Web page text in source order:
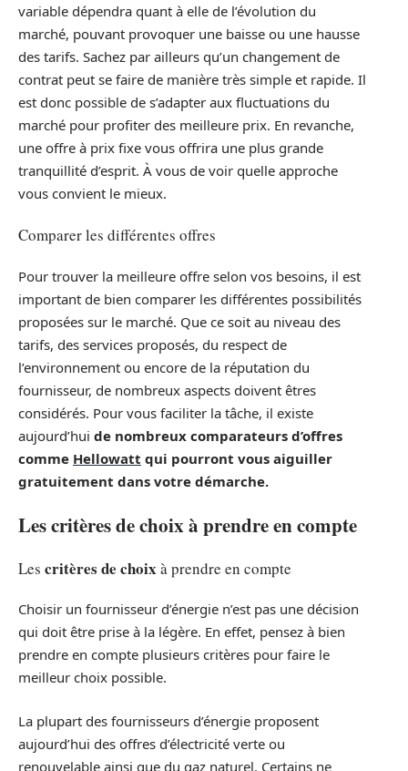
variable dépendra quant à elle de l’évolution du
marché, pouvant provoquer une baisse ou une hausse
des tarifs. Sachez par ailleurs qu’un changement de
contrat peut se faire de manière très simple et rapide. Il
est donc possible de s’adapter aux fluctuations du
marché pour profiter des meilleure prix. En revanche,
une offre à prix fixe vous offrira une plus grande
tranquillité d’esprit. À vous de voir quelle approche
vous convient le mieux.
Comparer les différentes offres
Pour trouver la meilleure offre selon vos besoins, il est
important de bien comparer les différentes possibilités
proposées sur le marché. Que ce soit au niveau des
tarifs, des services proposés, du respect de
l’environnement ou encore de la réputation du
fournisseur, de nombreux aspects doivent êtres
considérés. Pour vous faciliter la tâche, il existe
aujourd’hui de nombreux comparateurs d’offres
comme Hellowatt qui pourront vous aiguiller
gratuitement dans votre démarche.
Les critères de choix à prendre en compte
Les critères de choix à prendre en compte
Choisir un fournisseur d’énergie n’est pas une décision
qui doit être prise à la légère. En effet, pensez à bien
prendre en compte plusieurs critères pour faire le
meilleur choix possible.
La plupart des fournisseurs d’énergie proposent
aujourd’hui des offres d’électricité verte ou
renouvelable ainsi que du gaz naturel. Certains ne